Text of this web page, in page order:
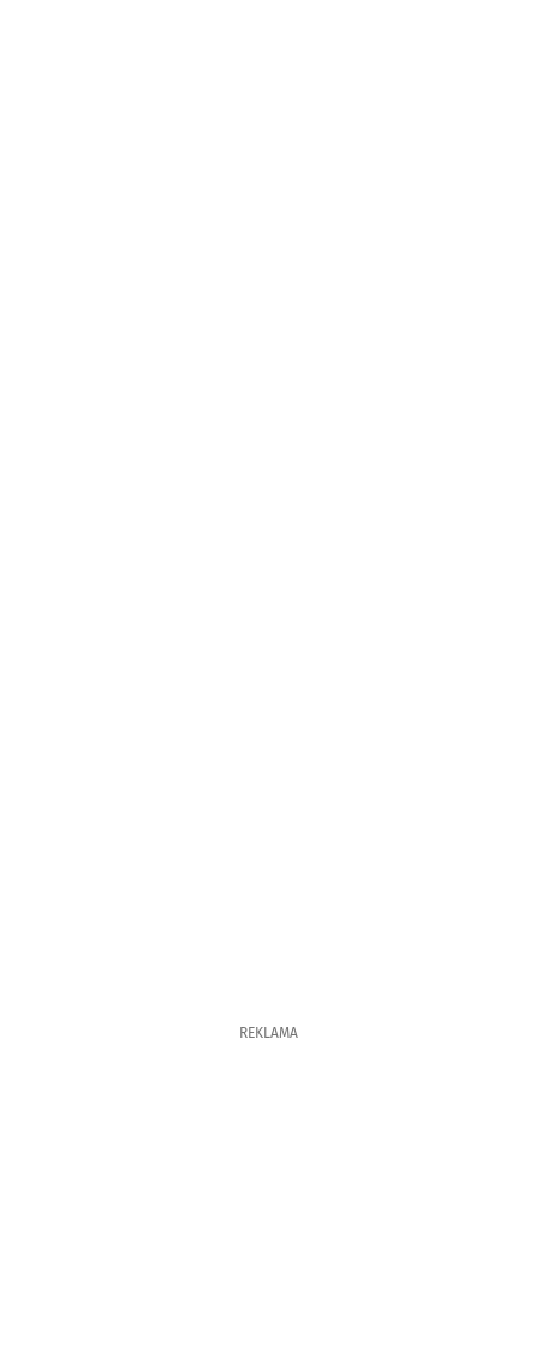
REKLAMA